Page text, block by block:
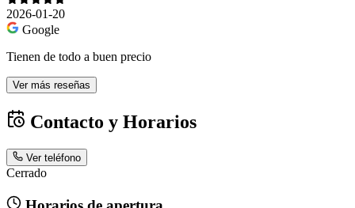
2026-01-20
Google
Tienen de todo a buen precio
Ver más reseñas
Contacto y Horarios
Ver teléfono
Cerrado